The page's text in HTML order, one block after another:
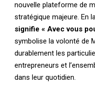
nouvelle plateforme de
stratégique majeure. En
signifie « Avec vous
symbolise la volonté de
durablement les
entrepreneurs et
dans leur quotidien.